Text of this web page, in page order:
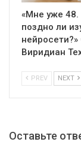
«Мне уже 48.
поздно ли
нейросети?»
Виридиан
PREV NEXT
Оставьте